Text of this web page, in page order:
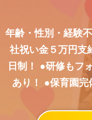
年齢・性別・経験
社祝い金５万円支
日制！
●研修もフ
あり！
●保育園完